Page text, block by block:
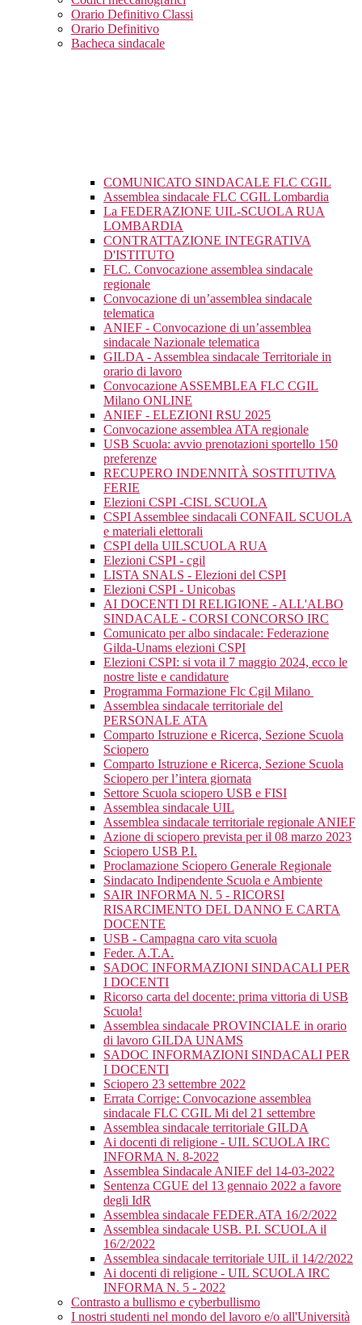
Orario Definitivo Classi
Orario Definitivo
Bacheca sindacale
COMUNICATO SINDACALE FLC CGIL
Assemblea sindacale FLC CGIL Lombardia
La FEDERAZIONE UIL-SCUOLA RUA
LOMBARDIA
CONTRATTAZIONE INTEGRATIVA
D'ISTITUTO
FLC. Convocazione assemblea sindacale
regionale
Convocazione di un’assemblea sindacale
telematica
ANIEF - Convocazione di un’assemblea
sindacale Nazionale telematica
GILDA - Assemblea sindacale Territoriale in
orario di lavoro
Convocazione ASSEMBLEA FLC CGIL
Milano ONLINE
ANIEF - ELEZIONI RSU 2025
Convocazione assemblea ATA regionale
USB Scuola: avvio prenotazioni sportello 150
preferenze
RECUPERO INDENNITÀ SOSTITUTIVA
FERIE
Elezioni CSPI -CISL SCUOLA
CSPI Assemblee sindacali CONFAIL SCUOLA
e materiali elettorali
CSPI della UILSCUOLA RUA
Elezioni CSPI - cgil
LISTA SNALS - Elezioni del CSPI
Elezioni CSPI - Unicobas
AI DOCENTI DI RELIGIONE - ALL'ALBO
SINDACALE - CORSI CONCORSO IRC
Comunicato per albo sindacale: Federazione
Gilda-Unams elezioni CSPI
Elezioni CSPI: si vota il 7 maggio 2024, ecco le
nostre liste e candidature
Programma Formazione Flc Cgil Milano
Assemblea sindacale territoriale del
PERSONALE ATA
Comparto Istruzione e Ricerca, Sezione Scuola
Sciopero
Comparto Istruzione e Ricerca, Sezione Scuola
Sciopero per l’intera giornata
Settore Scuola sciopero USB e FISI
Assemblea sindacale UIL
Assemblea sindacale territoriale regionale ANIEF
Azione di sciopero prevista per il 08 marzo 2023
Sciopero USB P.I.
Proclamazione Sciopero Generale Regionale
Sindacato Indipendente Scuola e Ambiente
SAIR INFORMA N. 5 - RICORSI
RISARCIMENTO DEL DANNO E CARTA
DOCENTE
USB - Campagna caro vita scuola
Feder. A.T.A.
SADOC INFORMAZIONI SINDACALI PER
I DOCENTI
Ricorso carta del docente: prima vittoria di USB
Scuola!
Assemblea sindacale PROVINCIALE in orario
di lavoro GILDA UNAMS
SADOC INFORMAZIONI SINDACALI PER
I DOCENTI
Sciopero 23 settembre 2022
Errata Corrige: Convocazione assemblea
sindacale FLC CGIL Mi del 21 settembre
Assemblea sindacale territoriale GILDA
Ai docenti di religione - UIL SCUOLA IRC
INFORMA N. 8-2022
Assemblea Sindacale ANIEF del 14-03-2022
Sentenza CGUE del 13 gennaio 2022 a favore
degli IdR
Assemblea sindacale FEDER.ATA 16/2/2022
Assemblea sindacale USB. P.I. SCUOLA il
16/2/2022
Assemblea sindacale territoriale UIL il 14/2/2022
Ai docenti di religione - UIL SCUOLA IRC
INFORMA N. 5 - 2022
Contrasto a bullismo e cyberbullismo
I nostri studenti nel mondo del lavoro e/o all'Università